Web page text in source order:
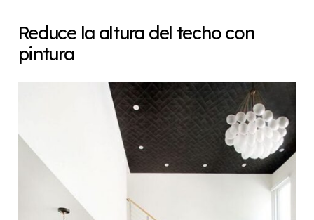
Reduce la altura del techo con
pintura